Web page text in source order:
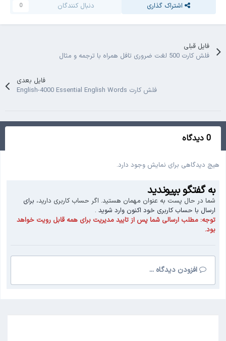
اشتراک گذاری دنبال کنندگان 0
فایل قبلی
فلش کارت 500 لغت ضروری تافل همراه با ترجمه و مثال
فایل بعدی
فلش کارت English-4000 Essential English Words
0 دیدگاه
هیچ دیدگاهی برای نمایش وجود دارد.
به گفتگو بپیوندید
شما در حال پست به عنوان مهمان هستید. اگر حساب کاربری دارید، برای
ارسال با حساب کاربری خود اکنون وارد شوید .
توجه: مطلب ارسالی شما پس از تایید مدیریت برای همه قابل رویت خواهد
بود.
افزودن دیدگاه ...